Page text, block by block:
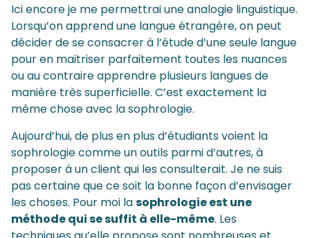
Ici encore je me permettrai une analogie linguistique.
Lorsqu’on apprend une langue étrangère, on peut
décider de se consacrer à l’étude d’une seule langue
pour en maitriser parfaitement toutes les nuances
ou au contraire apprendre plusieurs langues de
manière très superficielle. C’est exactement la
même chose avec la sophrologie.
Aujourd’hui, de plus en plus d’étudiants voient la
sophrologie comme un outils parmi d’autres, à
proposer à un client qui les consulterait. Je ne suis
pas certaine que ce soit la bonne façon d’envisager
les choses. Pour moi lasophrologie est une
méthode qui se suffit à elle-même. Les